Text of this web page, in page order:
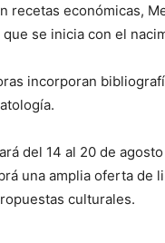
recetas económicas,
se inicia con el
incorporan
del 14 al 20 de
una amplia oferta de
culturales.